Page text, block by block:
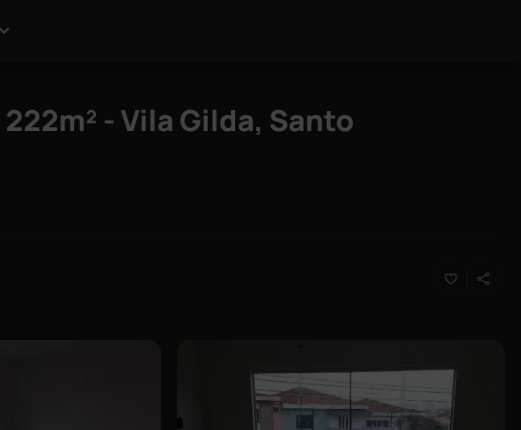
- Vila Gilda, Santo